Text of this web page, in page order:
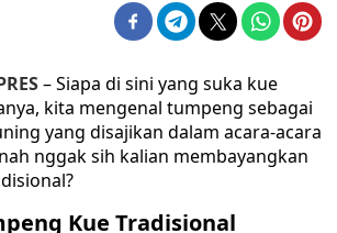
– Siapa di sini yang suka kue
kita mengenal tumpeng sebagai
yang disajikan dalam acara-acara
nggak sih kalian membayangkan
Kue Tradisional